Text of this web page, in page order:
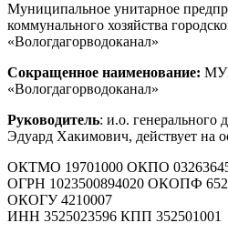
Муниципальное унитарное
коммунального хозяйства
«Вологдагорводоканал»
Сокращенное наименование:
«Вологдагорводоканал»
Руководитель: и.о. генерального
Эдуард Хакимович, действует на
ОКТМО 19701000 ОКПО
ОГРН 1023500894020 ОКОПФ
ОКОГУ 4210007
ИНН 3525023596 КПП 352501001